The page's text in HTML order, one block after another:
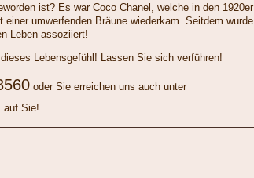
ist? Es war Coco Chanel, welche in den 1920er
umwerfenden Bräune wiederkam. Seitdem wurde
Leben assoziiert!
Lebensgefühl! Lassen Sie sich verführen!
oder Sie erreichen uns auch unter
auf Sie!